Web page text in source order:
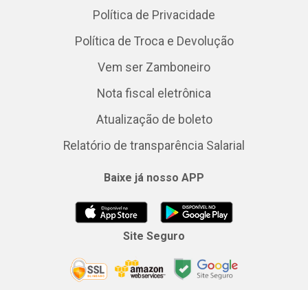
Política de Privacidade
Política de Troca e Devolução
Vem ser Zamboneiro
Nota fiscal eletrônica
Atualização de boleto
Relatório de transparência Salarial
Baixe já nosso APP
Site Seguro